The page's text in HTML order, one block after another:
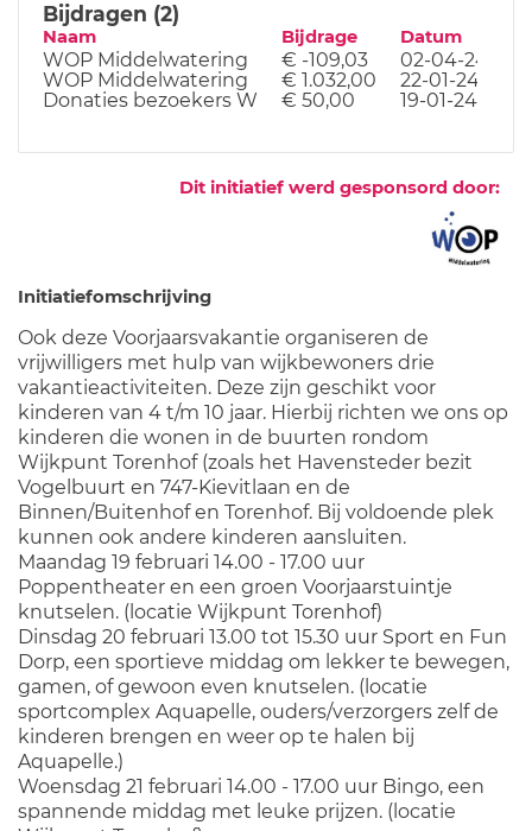
Bijdragen (2)
Naam Bijdrage Datum
WOP Middelwatering € -109,03
02-04-24
WOP Middelwatering
€ 1.032,00
22-01-24
Donaties bezoekers W
€ 50,00 19-01-24
Dit initiatief werd gesponsord door:
Initiatiefomschrijving
Ook deze Voorjaarsvakantie organiseren de
vrijwilligers met hulp van wijkbewoners drie
vakantieactiviteiten. Deze zijn geschikt voor
kinderen van 4 t/m 10 jaar. Hierbij richten we ons op
kinderen die wonen in de buurten rondom
Wijkpunt Torenhof (zoals het Havensteder bezit
Vogelbuurt en 747-Kievitlaan en de
Binnen/Buitenhof en Torenhof. Bij voldoende plek
kunnen ook andere kinderen aansluiten.
Maandag 19 februari 14.00 - 17.00 uur
Poppentheater en een groen Voorjaarstuintje
knutselen. (locatie Wijkpunt Torenhof)
Dinsdag 20 februari 13.00 tot 15.30 uur Sport en Fun
Dorp, een sportieve middag om lekker te bewegen,
gamen, of gewoon even knutselen. (locatie
sportcomplex Aquapelle, ouders/verzorgers zelf de
kinderen brengen en weer op te halen bij
Aquapelle.)
Woensdag 21 februari 14.00 - 17.00 uur Bingo, een
spannende middag met leuke prijzen. (locatie